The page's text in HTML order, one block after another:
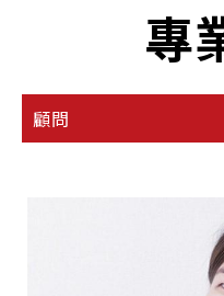
專
顧問